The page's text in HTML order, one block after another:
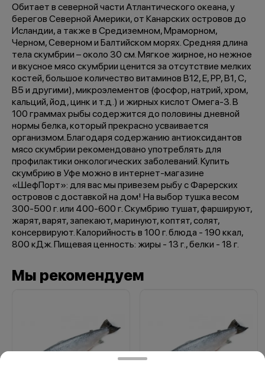
Обитает в северной части Атлантического океана, у
берегов Северной Америки, от Канарских островов до
Исландии, а также в Средиземном, Мраморном,
Черном, Северном и Балтийском морях. Средняя длина
тела скумбрии – около 30 см. Мягкое жирное, но нежное
и вкусное мясо скумбрии ценится за отсутствие мелких
костей, большое количество витаминов B12, E, PP, B1, C,
B5 и другими), микроэлементов (фосфор, натрий, хром,
кальций, йод, цинк и т.д.) и жирных кислот Омега-3. В
100 граммах рыбы содержится до половины дневной
нормы белка, который прекрасно усваивается
организмом. Благодаря содержанию антиоксидантов
мясо скумбрии рекомендовано употреблять для
профилактики онкологических заболеваний. Купить
скумбрию в Уфе можно в интернет-магазине
«ШефПорт»: для вас мы привезем рыбу с Фарерских
островов с доставкой на дом! На выбор тушка весом
300-500 г. или 400-600 г. Скумбрию тушат, фаршируют,
жарят, варят, запекают, маринуют, коптят, солят,
консервируют. Калорийность в 100 г. блюда - 190 ккал,
800 кДж. Пищевая ценность: жиры - 13 г., белки - 18 г.
Мы рекомендуем